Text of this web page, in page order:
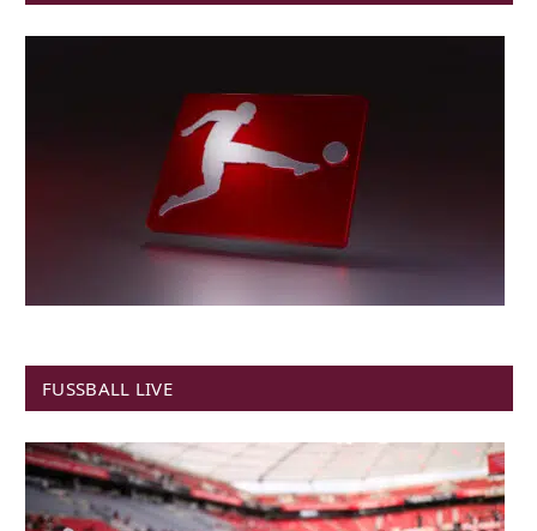
FUSSBALL LIVE